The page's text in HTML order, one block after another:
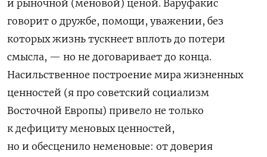
и рыночной (меновой) ценой. Варуфакис
говорит о дружбе, помощи, уважении, без
которых жизнь тускнеет вплоть до потери
смысла, — но не договаривает до конца.
Насильственное построение мира жизненных
ценностей (я про советский социализм
Восточной Европы) привело не только
к дефициту меновых ценностей,
но и обесценило неменовые: от доверия